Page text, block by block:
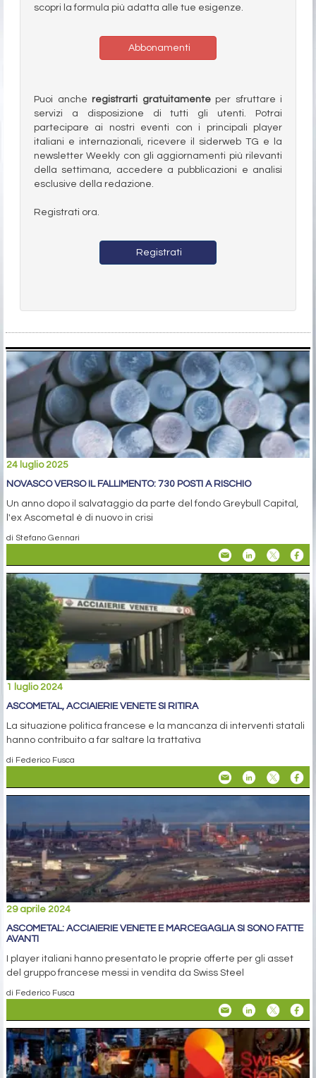
scopri la formula più adatta alle tue esigenze.
Abbonamenti
Puoi anche registrarti gratuitamenteper sfruttare i
servizi a disposizione di tutti gli utenti. Potrai
partecipare ai nostri eventi con i principali player
italiani e internazionali, ricevere il siderweb TG e la
newsletter Weekly con gli aggiornamenti più rilevanti
della settimana, accedere a pubblicazioni e analisi
esclusive della redazione.
Registrati ora.
Registrati
24 luglio 2025
NOVASCO VERSO IL FALLIMENTO: 730 POSTI A RISCHIO
Un anno dopo il salvataggio da parte del fondo Greybull Capital,
l'ex Ascometal è di nuovo in crisi
di Stefano Gennari
1 luglio 2024
ASCOMETAL, ACCIAIERIE VENETE SI RITIRA
La situazione politica francese e la mancanza di interventi statali
hanno contribuito a far saltare la trattativa
di Federico Fusca
29 aprile 2024
ASCOMETAL: ACCIAIERIE VENETE E MARCEGAGLIA SI SONO FATTE
AVANTI
I player italiani hanno presentato le proprie offerte per gli asset
del gruppo francese messi in vendita da Swiss Steel
di Federico Fusca